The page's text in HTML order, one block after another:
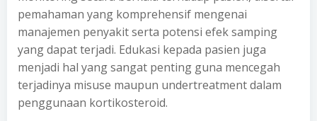
pemahaman yang komprehensif mengenai
manajemen penyakit serta potensi efek samping
yang dapat terjadi. Edukasi kepada pasien juga
menjadi hal yang sangat penting guna mencegah
terjadinya misuse maupun undertreatment dalam
penggunaan kortikosteroid.